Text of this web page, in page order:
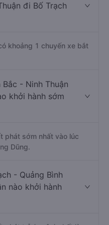
đi Bố Trạch
khoảng 1 chuyến xe bắt
- Ninh Thuận
khởi hành sớm
phát sớm nhất vào lúc
Dũng.
- Quảng Bình
nào khởi hành